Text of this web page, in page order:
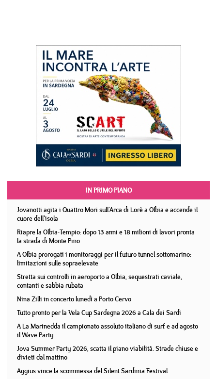
IN PRIMO PIANO
Jovanotti agita i Quattro Mori sull'Arca di Lorè a Olbia e accende il
cuore dell'isola
Riapre la Olbia-Tempio: dopo 13 anni e 18 milioni di lavori pronta
la strada di Monte Pino
A Olbia prorogati i monitoraggi per il futuro tunnel sottomarino:
limitazioni sulle sopraelevate
Stretta sui controlli in aeroporto a Olbia, sequestrati caviale,
contanti e sabbia rubata
Nina Zilli in concerto lunedì a Porto Cervo
Tutto pronto per la Vela Cup Sardegna 2026 a Cala dei Sardi
A La Marinedda il campionato assoluto italiano di surf e ad agosto
il Wave Party
Jova Summer Party 2026, scatta il piano viabilità. Strade chiuse e
divieti dal mattino
Aggius vince la scommessa del Silent Sardinia Festival